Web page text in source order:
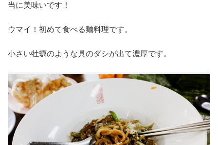
当に美味いです！
ウマイ！初めて食べる麺料理です。
小さい牡蠣のような具のダシが出て濃厚です。